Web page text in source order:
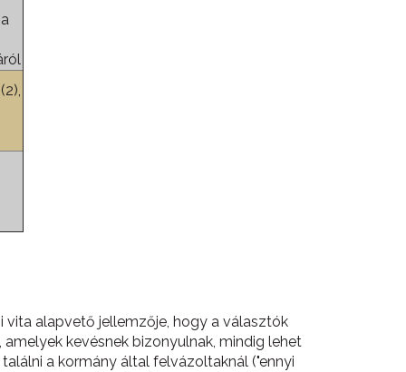
alapvető jellemzője, hogy a választók
kevésnek bizonyulnak, mindig lehet
a kormány által felvázoltaknál ("ennyi